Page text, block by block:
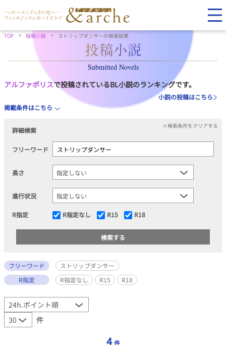
TOP 投稿小説 ストリップダンサーの検索結果
Submitted Novels
アルファポリスで投稿されているBL小説のランキングです。
小説の投稿はこちら
掲載条件はこちら
詳細検索
×検索条件をクリアする
フリーワード
長さ
進行状況
R指定 R指定なし R15 R18
フリーワード
ストリップダンサー
R指定
R指定なし R15 R18
件
4 件